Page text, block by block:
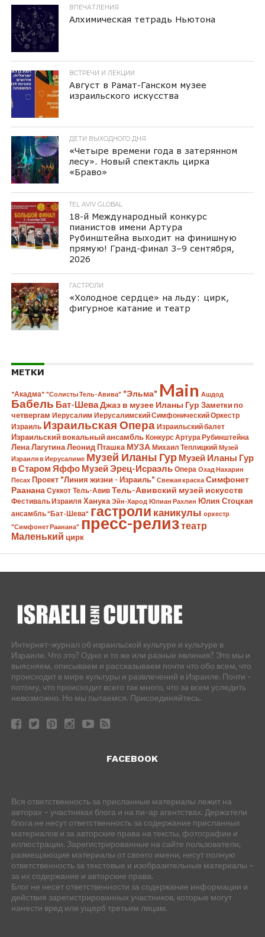
ВПЕЧАТЛЕНИЯ
Алхимическая тетрадь Ньютона
ВСТРЕЧИ И ЛЕКЦИИ
Август в Рамат-Ганском музее
израильского искусства
ДЕТИ ВЫХОДНОГО ДНЯ
«Четыре времени года в затерянном
лесу». Новый спектакль цирка
«Браво»
TEL AVIV GLOBAL
18-й Международный конкурс
пианистов имени Артура
Рубинштейна выходит на финишную
прямую! Гранд-финал 3–9 сентября,
2026
ГАСТРОЛИ
«Холодное сердце» на льду: цирк,
фигурное катание и театр
МЕТКИ
"Акадма" "Солисты Тель-Авива" "Эльма" Main Ашдод
Бабель Бат-ШеваДжаз в музее Иланы Гур Заметки по
четвергам Иерусалим Иерусалимский Симфонический Оркестр
Израиль Израильская Опера Израильский балет
Израильский вокальный ансамбль Конкурс Артура Рубинштейна
Лена Лагутина Леонид Пташка МУЗА Михаил Теплицкий Музей
Израиля в Иерусалиме Музей Иланы Гур Музей Иланы Гур
в Старом Яффо Музей Эрец-Исраэль Опера Охад Нахарин
Песах Проект "Линия жизни - Израиль" Свежая краска Симфонет
Раанана Суккот Тель-Авив Тель-Авивский музей искусств
Фестиваль Израиля Ханука Эйн-Харод Юлиан Рахлин Юлия Стоцкая
ансамбль "Бат-Шева" гастроли каникулы оркестр
"Симфонет Раанана" пресс-релизтеатр
Маленький цирк
Интернет-журнал об израильской культуре и культуре в
Израиле. Что это? Одно и то же или разные явления? Это мы и
выясняем, описываем и рассказываем почти что обо всем, что
происходит в мире культуры и развлечений в Израиле. Почти -
потому, что происходит всего так много, что за всем уследить
невозможно. Но мы пытаемся. Присоединяйтесь.
FACEBOOK
Вся ответственность за присланные материалы лежит на
авторах – участниках блога и на пи-ар агентствах. Держатели
блога не несут ответственность за содержание присланных
материалов и за авторские права на тексты, фотографии и
иллюстрации. Зарегистрированные на сайте пользователи,
размещающие материалы от своего имени, несут полную
ответственность за текстовые и изобразительные материалы –
за их содержание и авторские права.
Блог не несет ответственности за содержание информации и
действия зарегистрированных участников, которые могут
нанести вред или ущерб третьим лицам.